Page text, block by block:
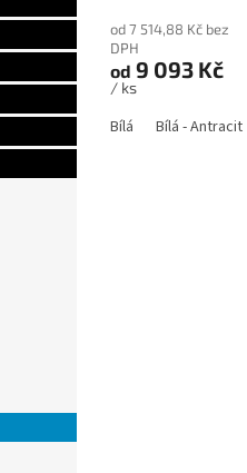
od 7 514,88 Kč bez
DPH
od 9 093 Kč
/ ks
Bílá Bílá - Antracit